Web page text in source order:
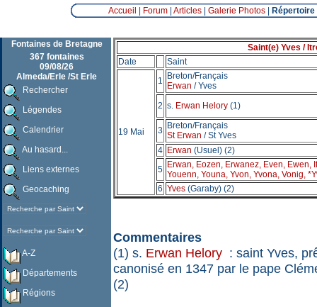
Accueil Forum| Articles| Galerie Photos|
Fontaines de Bretagne
367 fontaines
09/08/26
Almeda/Erle /St Erle
Rechercher
Légendes
Calendrier
Au hasard...
Liens externes
Geocaching
A-Z
Départements
Régions
Saint(e) Yves /
Date
Saint
19 Mai
1
Breton/Français
Erwan / Yves
2 s. Erwan Helory (1)
3
Breton/Français
St Erwan / St Yves
4 Erwan (Usuel) (2)
5 Erwan, Eozen, Erwanez, Even, Ewen,
Youenn, Youna, Yvon, Yvona, Vonig,
6 Yves (Garaby) (2)
Commentaires
(1) s. Erwan Helory : saint Yves,
canonisé en 1347 par le pape
(2)